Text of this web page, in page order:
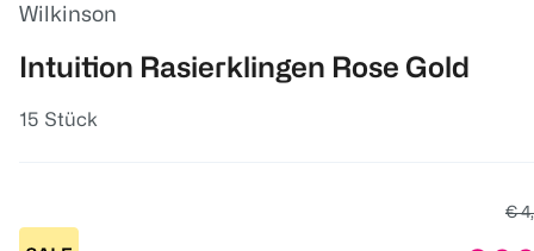
Wilkinson
Intuition Rasierklingen Rose Gold
15 Stück
€